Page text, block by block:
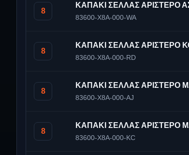
8
ΚΑΠΑΚΙ ΣΕΛΛΑΣ ΑΡΙΣΤΕΡΟ
83600-X8A-000-WA
8
ΚΑΠΑΚΙ ΣΕΛΛΑΣ ΑΡΙΣΤΕΡΟ
83600-X8A-000-RD
8
ΚΑΠΑΚΙ ΣΕΛΛΑΣ ΑΡΙΣΤΕΡΟ
83600-X8A-000-AJ
8
ΚΑΠΑΚΙ ΣΕΛΛΑΣ ΑΡΙΣΤΕΡΟ
83600-X8A-000-KC